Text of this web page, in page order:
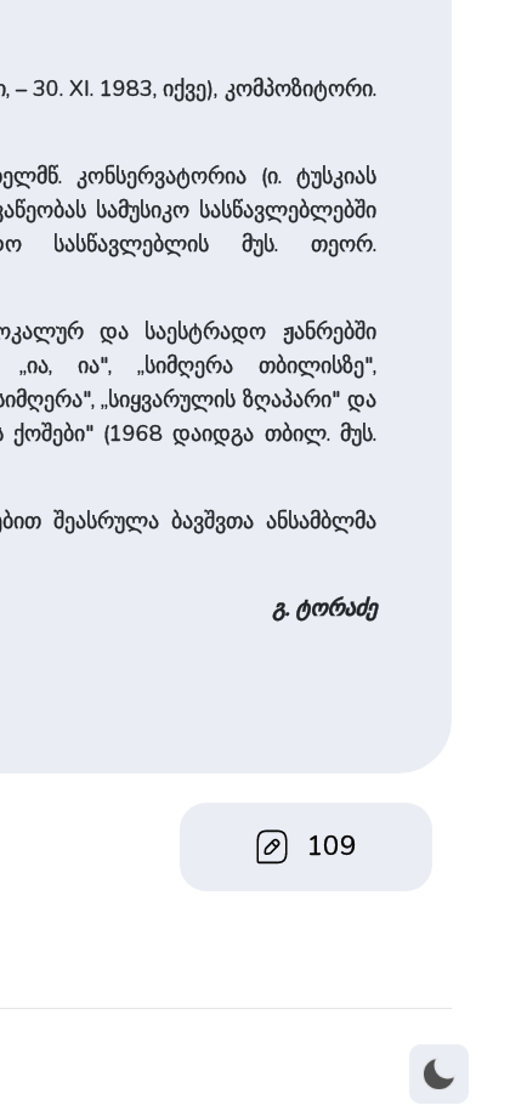
30. XI. 1983, იქვე), კომპოზიტორი.
კონსერვატორია (ი. ტუსკიას
სამუსიკო სასწავლებლებში
სასწავლებლის მუს. თეორ.
და საესტრადო ჟანრებში
„ია, ია", „სიმღერა თბილისზე",
„სიყვარულის ზღაპარი" და
ქოშები" (1968 დაიდგა თბილ. მუს.
შეასრულა ბავშვთა ანსამბლმა
გ. ტორაძე
109